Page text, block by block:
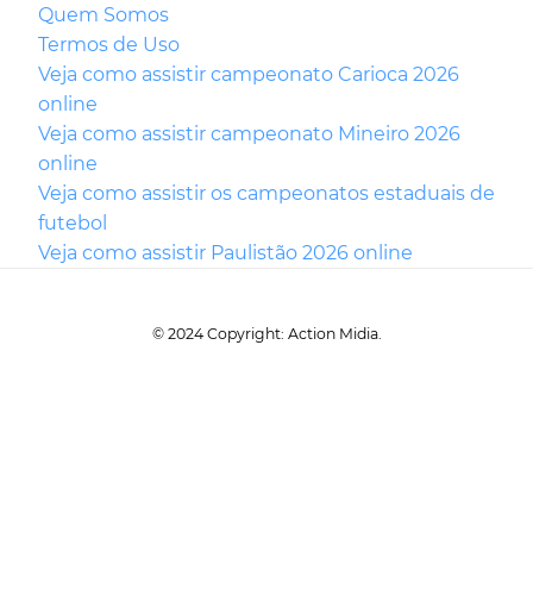
Quem Somos
Termos de Uso
Veja como assistir campeonato Carioca 2026
online
Veja como assistir campeonato Mineiro 2026
online
Veja como assistir os campeonatos estaduais de
futebol
Veja como assistir Paulistão 2026 online
© 2024 Copyright: Action Midia.